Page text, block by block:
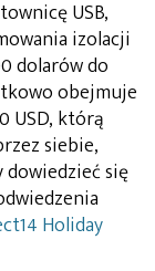
USB,
izolacji
dolarów do
obejmuje
USD, którą
siebie,
dowiedzieć się
Holiday